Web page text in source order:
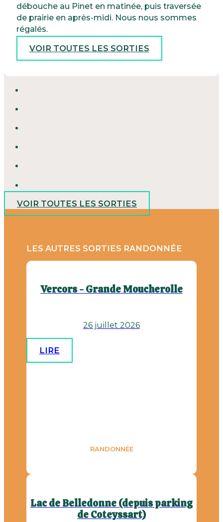
débouche au Pinet en matinée, puis traversée
de prairie en après-midi. Nous nous sommes
régalés.
VOIR TOUTES LES SORTIES
VOIR TOUTES LES SORTIES
LES AUTRES SORTIES RANDONNÉE
Vercors - Grande Moucherolle
26 juillet 2026
LIRE
RANDONNÉE
Lac de Belledonne (depuis parking
de Coteyssart)